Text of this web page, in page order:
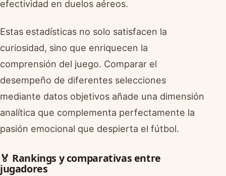
efectividad en duelos aéreos.
Estas estadísticas no solo satisfacen la
curiosidad, sino que enriquecen la
comprensión del juego. Comparar el
desempeño de diferentes selecciones
mediante datos objetivos añade una dimensión
analítica que complementa perfectamente la
pasión emocional que despierta el fútbol.
🏅 Rankings y comparativas entre
jugadores